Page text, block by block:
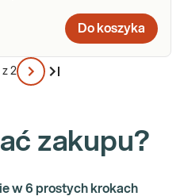
Do koszyka
z 2
zakupu?
w 6 prostych krokach